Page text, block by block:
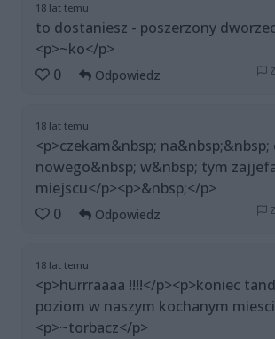
18 lat temu
to dostaniesz - poszerzony
<p>~ko</p>
0
Odpowiedz
18 lat temu
<p>czekam&nbsp; na&nbsp;&nbsp;
nowego&nbsp; w&nbsp; tym
miejscu</p><p>&nbsp;</p>
0
Odpowiedz
18 lat temu
<p>hurrraaaa !!!!</p><p>koniec
poziom w naszym kochanym
<p>~torbacz</p>